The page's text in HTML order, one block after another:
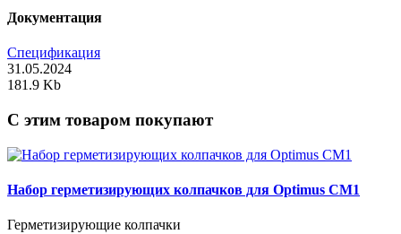
Документация
Спецификация
31.05.2024
181.9 Kb
C этим товаром покупают
Набор герметизирующих колпачков для Optimus CM1
Герметизирующие колпачки